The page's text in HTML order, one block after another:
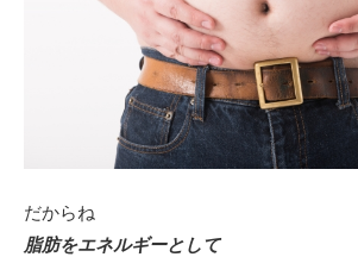
だからね
脂肪をエネルギーとして